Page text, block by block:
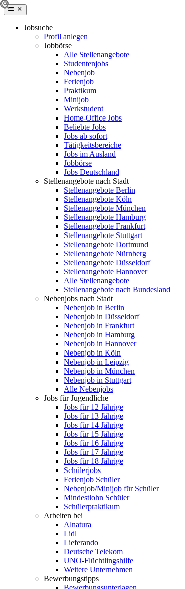
Jobsuche
Profil anlegen
Jobbörse
Alle Stellenangebote
Studentenjobs
Nebenjob
Ferienjob
Praktikum
Minijob
Werkstudent
Home-Office Jobs
Beliebte Jobs
Jobs ab sofort
Tätigkeitsbereiche
Jobs im Ausland
Jobbörse
Jobs Deutschland
Stellenangebote nach Stadt
Stellenangebote Berlin
Stellenangebote Köln
Stellenangebote München
Stellenangebote Hamburg
Stellenangebote Frankfurt
Stellenangebote Stuttgart
Stellenangebote Dortmund
Stellenangebote Nürnberg
Stellenangebote Düsseldorf
Stellenangebote Hannover
Alle Stellenangebote
Stellenangebote nach Bundesland
Nebenjobs nach Stadt
Nebenjob in Berlin
Nebenjob in Düsseldorf
Nebenjob in Frankfurt
Nebenjob in Hamburg
Nebenjob in Hannover
Nebenjob in Köln
Nebenjob in Leipzig
Nebenjob in München
Nebenjob in Stuttgart
Alle Nebenjobs
Jobs für Jugendliche
Jobs für 12 Jährige
Jobs für 13 Jährige
Jobs für 14 Jährige
Jobs für 15 Jährige
Jobs für 16 Jährige
Jobs für 17 Jährige
Jobs für 18 Jährige
Schülerjobs
Ferienjob Schüler
Nebenjob/Minijob für Schüler
Mindestlohn Schüler
Schülerpraktikum
Arbeiten bei
Alnatura
Lidl
Lieferando
Deutsche Telekom
UNO-Flüchtlingshilfe
Weitere Unternehmen
Bewerbungstipps